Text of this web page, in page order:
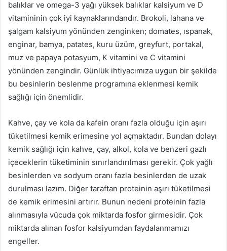
balıklar ve omega-3 yağı yüksek balıklar kalsiyum ve D
vitamininin çok iyi kaynaklarındandır. Brokoli, lahana ve
şalgam kalsiyum yönünden zenginken; domates, ıspanak,
enginar, bamya, patates, kuru üzüm, greyfurt, portakal,
muz ve papaya potasyum, K vitamini ve C vitamini
yönünden zengindir. Günlük ihtiyacımıza uygun bir şekilde
bu besinlerin beslenme programına eklenmesi kemik
sağlığı için önemlidir.
Kahve, çay ve kola da kafein oranı fazla olduğu için aşırı
tüketilmesi kemik erimesine yol açmaktadır. Bundan dolayı
kemik sağlığı için kahve, çay, alkol, kola ve benzeri gazlı
içeceklerin tüketiminin sınırlandırılması gerekir. Çok yağlı
besinlerden ve sodyum oranı fazla besinlerden de uzak
durulması lazım. Diğer taraftan proteinin aşırı tüketilmesi
de kemik erimesini artırır. Bunun nedeni proteinin fazla
alınmasıyla vücuda çok miktarda fosfor girmesidir. Çok
miktarda alınan fosfor kalsiyumdan faydalanmamızı
engeller.